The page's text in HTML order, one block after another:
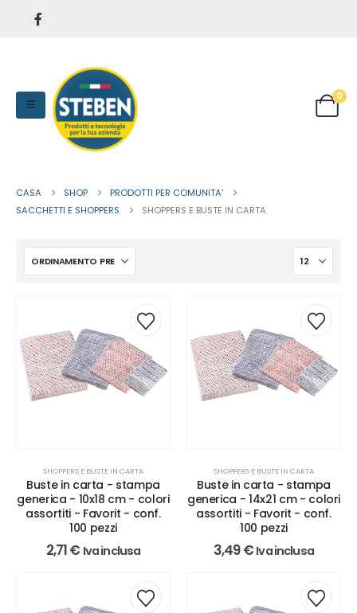
0
CASA SHOP
PRODOTTI PER COMUNITA'
SACCHETTI E SHOPPERS
SHOPPERS E BUSTE IN CARTA
SHOPPERS E BUSTE IN CARTA
Buste in carta - stampa
generica - 10x18 cm - colori
assortiti - Favorit - conf.
100 pezzi
2,71€ Iva inclusa
SHOPPERS E BUSTE IN CARTA
Buste in carta - stampa
generica - 14x21 cm - colori
assortiti - Favorit - conf.
100 pezzi
3,49€ Iva inclusa